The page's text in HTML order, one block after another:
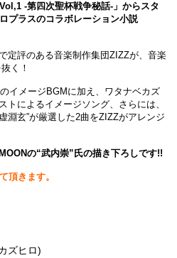
-第四次聖杯戦争秘話-」からスタ
プラスのコラボレーション小説
定評のある音楽制作集団ZIZZが、音楽
く！
イメージBGMに加え、ワタナベカズ
トによるイメージソング、さらには、
淵玄”が厳選した2曲をZIZZがアレンジ
の“武内崇”氏の描き下ろしです!!
頂きます。
ズヒロ)